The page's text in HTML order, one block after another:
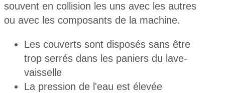
souvent en collision les uns avec les autres
ou avec les composants de la machine.
Les couverts sont disposés sans être
trop serrés dans les paniers du lave-
vaisselle
La pression de l'eau est élevée